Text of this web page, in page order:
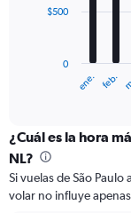
The
categories.
Range:
12
categories.
The
ene. feb.
0
$500
¿Cuál es la hora
NL?
Si vuelas de São Paulo
volar no influye